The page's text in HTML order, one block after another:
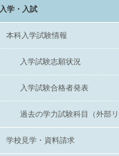
入学・入試
本科入学試験情報
入学試験志願状況
入学試験合格者発表
過去の学力試験科目（外部リ
学校見学・資料請求